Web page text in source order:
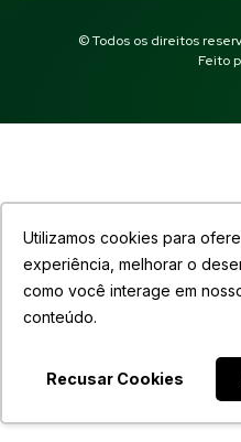
Utilizamos cookies para
experiência, melhorar o
como você interage em
conteúdo.
Recusar Cookies
© Todos os direitos
Feito